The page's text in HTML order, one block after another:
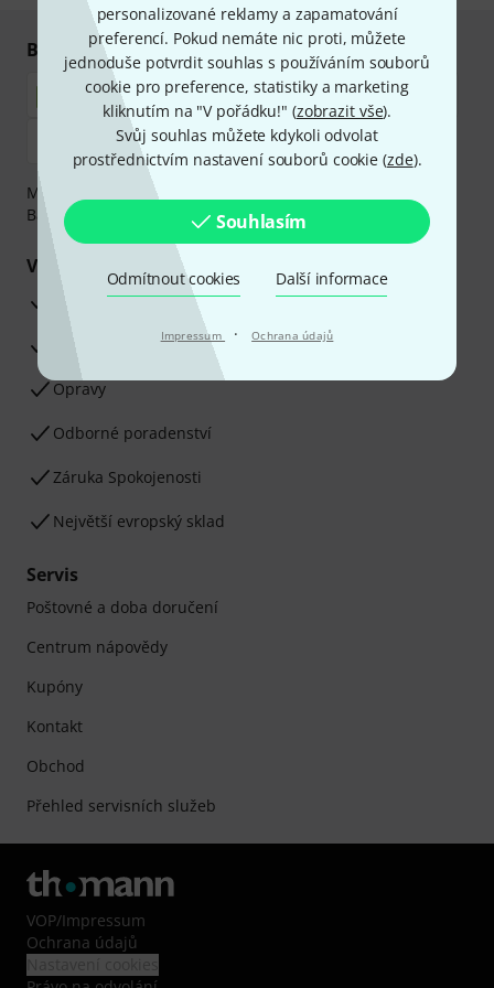
personalizované reklamy a zapamatování
preferencí. Pokud nemáte nic proti, můžete
jednoduše potvrdit souhlas s používáním souborů
cookie pro preference, statistiky a marketing
kliknutím na "V pořádku!" (zobrazit vše).
Svůj souhlas můžete kdykoli odvolat
prostřednictvím nastavení souborů cookie (zde).
Souhlasím
Odmítnout cookies Další informace
Impressum · Ochrana údajů
Bezpečný nákup i platba
Můžete bezpečně platit těmito metodami: Dobírka,
Bankovní převod, PayPal nebo Kreditní karta.
Vaše výhody
3letá záruka firmy Thomann
30denní záruka vrácení peněz
Opravy
Odborné poradenství
Záruka Spokojenosti
Největší evropský sklad
Servis
Poštovné a doba doručení
Centrum nápovědy
Kupóny
Kontakt
Obchod
Přehled servisních služeb
VOP/Impressum
Ochrana údajů